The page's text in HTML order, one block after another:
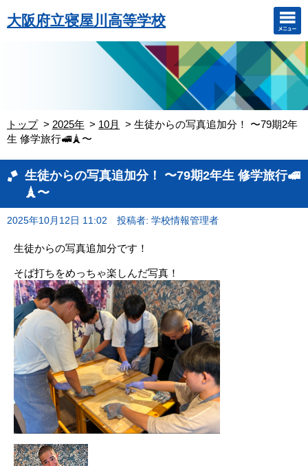
大阪府立寝屋川高等学校
トップ 2025年 10月
生徒からの写真追加分！ 〜79期2年
生 修学旅行🚅🗼〜
生徒からの写真追加分！ 〜79期2年生 修学旅行🚅
🗼〜
2025年10月12日 11:02 投稿者: 学校情報管理者
生徒からの写真追加分です！
そば打ちをめっちゃ楽しんだ写真！